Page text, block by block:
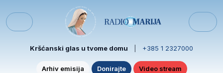
Menu
Kršćanski glas u tvome domu +385 1 2327000
Arhiv emisija Donirajte Video stream